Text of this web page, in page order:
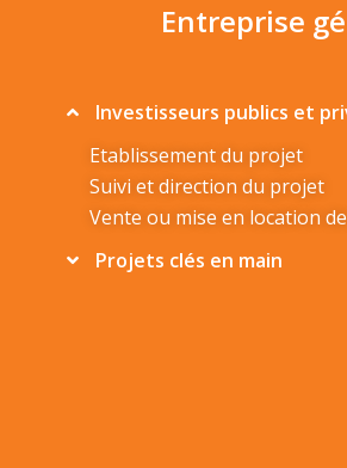
Entreprise
Investisseurs publics et
Etablissement du projet
Suivi et direction du projet
Vente ou mise en location
Projets clés en main